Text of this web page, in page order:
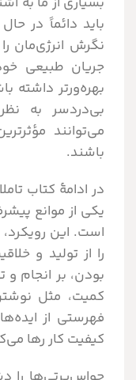
باید دائماً در
نگرش انرژی‌مان
جریان طبیعی
بهره‌ورتر داشته
بی‌دردسر به
می‌توانند
باشند.
در ادامۀ کتاب
یکی از موانع
است. این
را از تولید و
بودن، بر انجام و
کمیت، مثل
فهرستی از
کیفیت کار رها